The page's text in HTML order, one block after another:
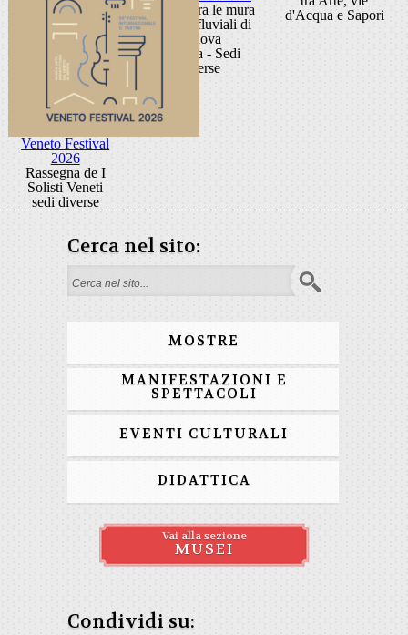
Festival tra le mura
e i porti fluviali di
Padova
Padova - Sedi
diverse
d'Acqua e Sapori
Veneto Festival
2026
Rassegna de I
Solisti Veneti
sedi diverse
Cerca nel sito:
Form di ricerca
MOSTRE
MANIFESTAZIONI E
SPETTACOLI
EVENTI CULTURALI
DIDATTICA
Vai alla sezione
MUSEI
Condividi su: